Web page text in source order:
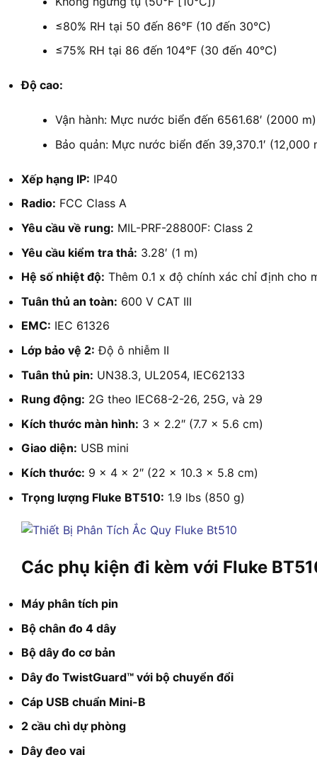
≤80% RH tại 50 đến 86°F (10 đến 30°C)
≤75% RH tại 86 đến 104°F (30 đến 40°C)
Độ cao:
Vận hành: Mực nước biển đến 6561.68′ (2000 m)
Bảo quản: Mực nước biển đến 39,370.1′ (12,000
Xếp hạng IP: IP40
Radio: FCC Class A
Yêu cầu về rung: MIL-PRF-28800F: Class 2
Yêu cầu kiểm tra thả: 3.28′ (1 m)
Hệ số nhiệt độ: Thêm 0.1 x độ chính xác chỉ định cho
Tuân thủ an toàn: 600 V CAT III
EMC: IEC 61326
Lớp bảo vệ 2: Độ ô nhiễm II
Tuân thủ pin: UN38.3, UL2054, IEC62133
Rung động: 2G theo IEC68-2-26, 25G, và 29
Kích thước màn hình: 3 x 2.2″ (7.7 x 5.6 cm)
Giao diện: USB mini
Kích thước: 9 x 4 x 2″ (22 x 10.3 x 5.8 cm)
Trọng lượng Fluke BT510: 1.9 lbs (850 g)
Các phụ kiện đi kèm với Fluke
Máy phân tích pin
Bộ chân đo 4 dây
Bộ dây đo cơ bản
Dây đo TwistGuard™ với bộ chuyển đổi
Cáp USB chuẩn Mini-B
2 cầu chì dự phòng
Dây đeo vai